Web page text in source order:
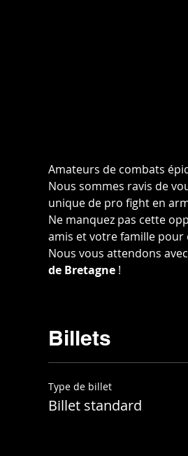
Amateurs de combats
Nous sommes ravis de
unique de pro fight en
Ne manquez pas cette
amis et votre famille
Nous vous attendons
de Bretagne !
Billets
Type de billet
Billet standard